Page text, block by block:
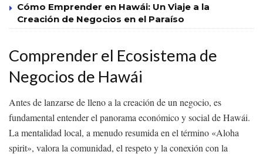
Cómo Emprender en Hawái: Un Viaje a la
Creación de Negocios en el Paraíso
Comprender el Ecosistema de
Negocios de Hawái
Antes de lanzarse de lleno a la creación de un negocio, es
fundamental entender el panorama económico y social de Hawái.
La mentalidad local, a menudo resumida en el término «Aloha
spirit», valora la comunidad, el respeto y la conexión con la